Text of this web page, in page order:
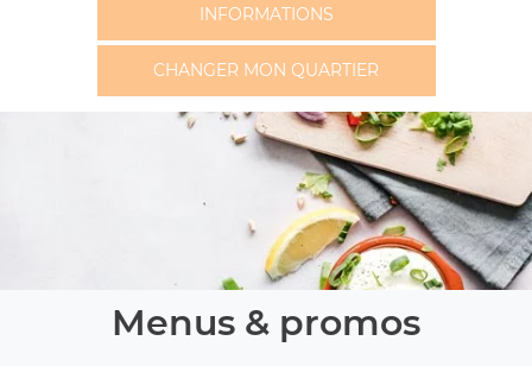
INFORMATIONS
CHANGER MON QUARTIER
Menus & promos